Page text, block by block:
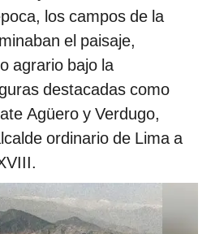
los campos de la
el paisaje,
agrario bajo la
destacadas como
Agüero y Verdugo,
ordinario de Lima a